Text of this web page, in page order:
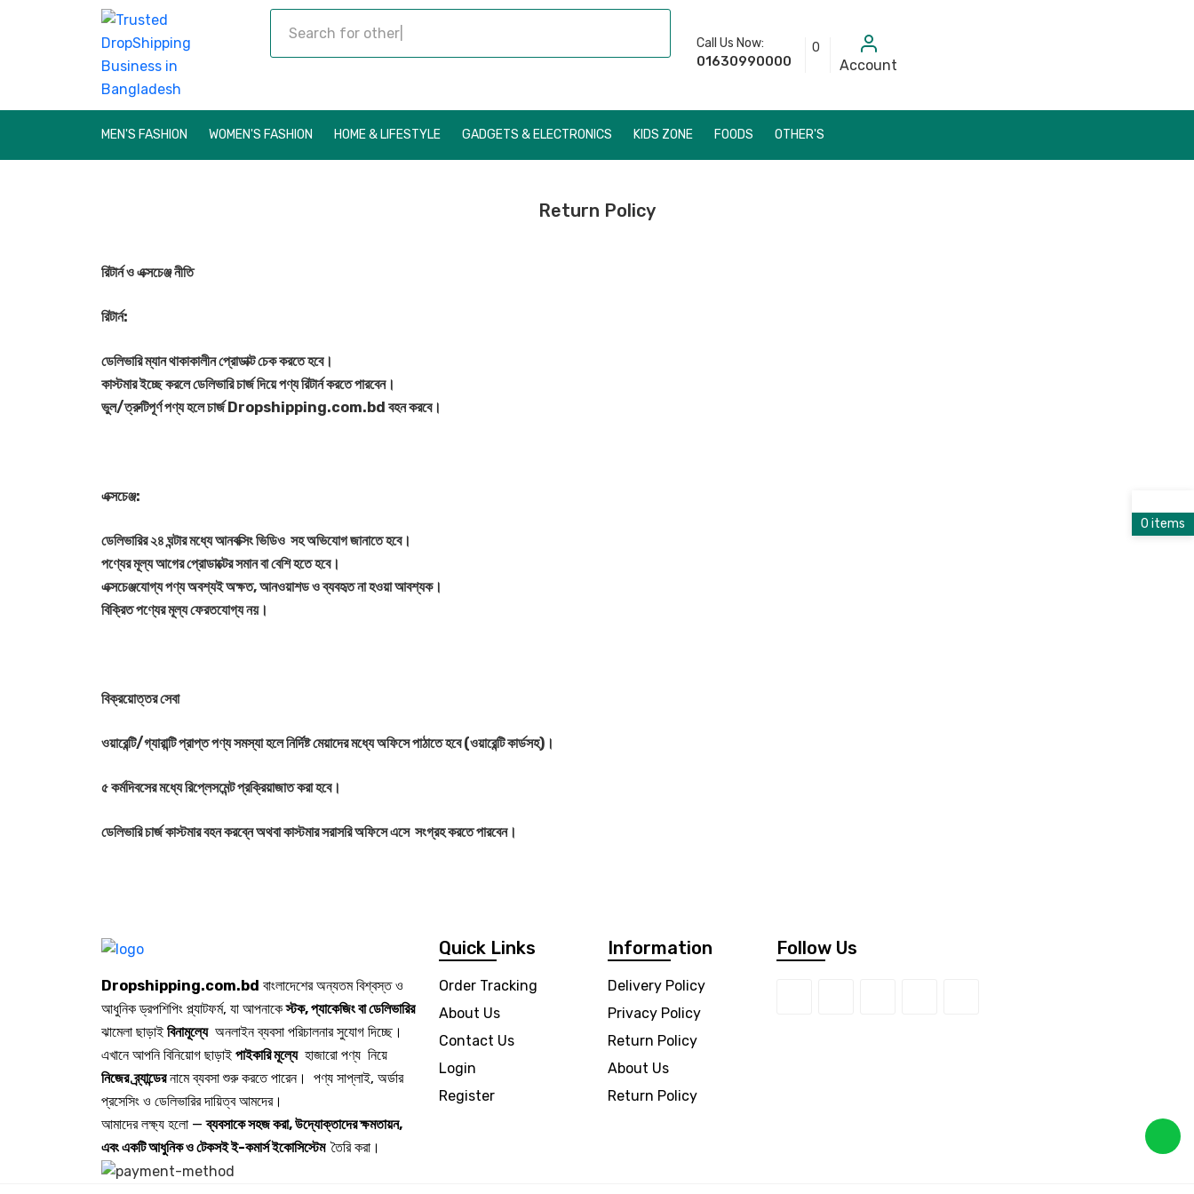
Call Us Now:
01630990000
0
Account
MEN'S FASHION WOMEN'S FASHION HOME & LIFESTYLE GADGETS & ELECTRONICS KIDS ZONE FOODS OTHER'S
Return Policy
রিটার্ন ও এক্সচেঞ্জ নীতি
রিটার্ন:
ডেলিভারি ম্যান থাকাকালীন প্রোডাক্ট চেক করতে হবে।
কাস্টমার ইচ্ছে করলে ডেলিভারি চার্জ দিয়ে পণ্য রিটার্ন করতে পারবেন।
ভুল/ত্রুটিপূর্ণ পণ্য হলে চার্জ Dropshipping.com.bd বহন করবে।
এক্সচেঞ্জ:
ডেলিভারির ২৪ ঘন্টার মধ্যে আনবক্সিং ভিডিও সহ অভিযোগ জানাতে হবে।
পণ্যের মূল্য আগের প্রোডাক্টের সমান বা বেশি হতে হবে।
এক্সচেঞ্জযোগ্য পণ্য অবশ্যই অক্ষত, আনওয়াশড ও ব্যবহৃত না হওয়া আবশ্যক।
বিক্রিত পণ্যের মূল্য ফেরতযোগ্য নয়।
বিক্রয়োত্তর সেবা
ওয়ারেন্টি/গ্যারান্টি প্রাপ্ত পণ্য সমস্যা হলে নির্দিষ্ট মেয়াদের মধ্যে অফিসে পাঠাতে হবে (ওয়ারেন্টি কার্ডসহ)।
৫ কর্মদিবসের মধ্যে রিপ্লেসমেন্ট প্রক্রিয়াজাত করা হবে।
ডেলিভারি চার্জ কাস্টমার বহন করবে্ন অথবা কাস্টমার সরাসরি অফিসে এসে সংগ্রহ করতে পারবেন।
Dropshipping.com.bd বাংলাদেশের অন্যতম বিশ্বস্ত ও
আধুনিক ড্রপশিপিং প্ল্যাটফর্ম, যা আপনাকেস্টক, প্যাকেজিং বা ডেলিভারির
ঝামেলা ছাড়াই বিনামূল্যেঅনলাইন ব্যবসা পরিচালনার সুযোগ দিচ্ছে।
এখানে আপনি বিনিয়োগ ছাড়াই পাইকারি মূল্যেহাজারো পণ্য নিয়ে
নিজের ব্র্যান্ডেরনামে ব্যবসা শুরু করতে পারেন। পণ্য সাপ্লাই, অর্ডার
প্রসেসিং ও ডেলিভারির দায়িত্ব আমদের।
আমাদের লক্ষ্য হলো —ব্যবসাকে সহজ করা, উদ্যোক্তাদের ক্ষমতায়ন,
এবং একটি আধুনিক ও টেকসই ই-কমার্স ইকোসিস্টেম তৈরি করা।
Quick Links
Order Tracking
About Us
Contact Us
Login
Register
Information
Delivery Policy
Privacy Policy
Return Policy
About Us
Return Policy
Follow Us
0 items